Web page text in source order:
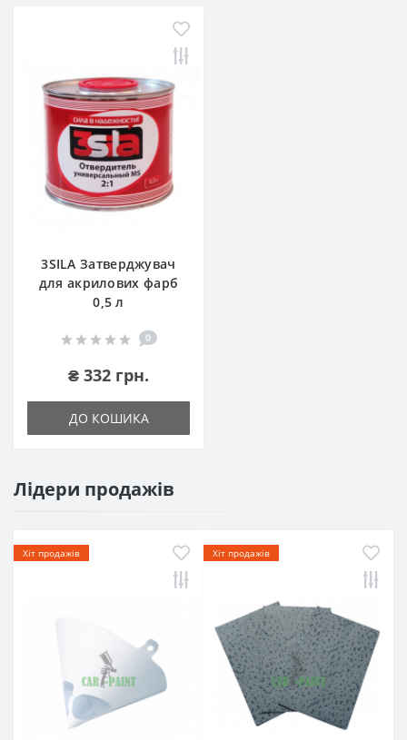
3SILA Затверджувач
для акрилових фарб
0,5 л
0
₴ 332 грн.
ДО КОШИКА
Лідери продажів
Хіт продажів Хіт продажів